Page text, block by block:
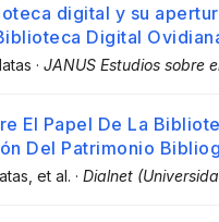
digital y su
Digital
· JANUS Estudios sobre
El Papel De La
Del Patrimonio
, et al. · Dialnet